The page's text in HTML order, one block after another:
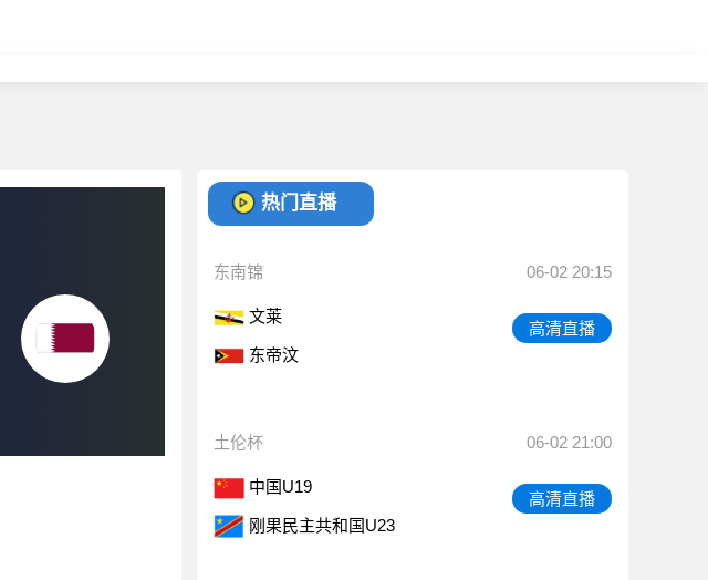
热门直播
东南锦 06-02 20:15
文莱
东帝汶
高清直播
土伦杯 06-02 21:00
中国U19
刚果民主共和国U23
高清直播